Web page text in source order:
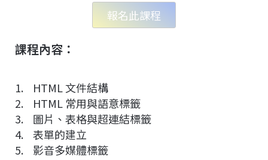
報名此課程
課程內容：
1. HTML 文件結構
2. HTML 常用與語意標籤
3. 圖片、表格與超連結標籤
4. 表單的建立
5. 影音多媒體標籤